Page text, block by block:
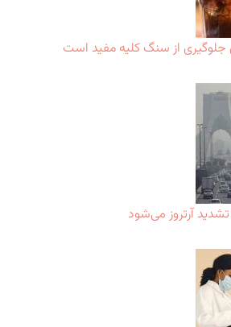
جلوگیری از سنگ کلیه مفید است
آرتروز می‌شود